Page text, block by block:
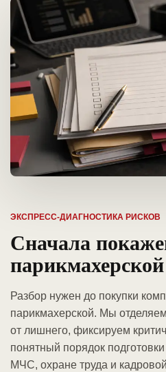
ЭКСПРЕСС-ДИАГНОСТИКА РИСКОВ
Сначала
парикмахерской
Разбор нужен до покупки
парикмахерской. Мы
от лишнего, фиксируем
понятный порядок
МЧС, охране труда и